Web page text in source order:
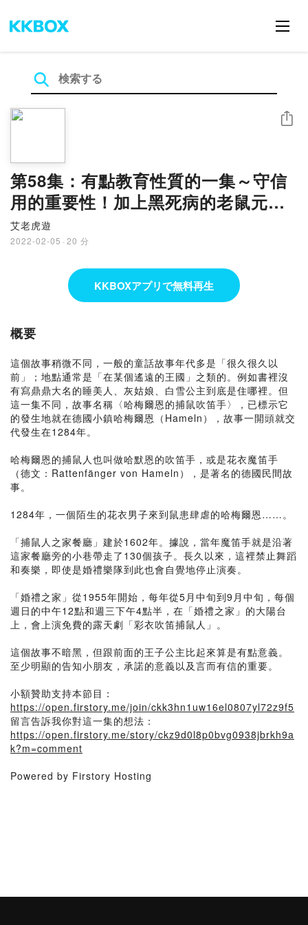
第58集：有點教育性質的一集～守信
用的重要性！加上黑死病的老鼠元素
後之不暗黑的童話～旅遊德國童話大
道～哈梅爾恩的捕鼠吹笛手
艾老虎遊
2022-02-05 · 20 分
シェア
KKBOXアプリで無料再生
概要
這個故事稍微不同，一般的童話故事年代多是「很久很久以
前」；地點通常是「在某個遙遠的王國」之類的。例如書裡沒
有寫鼎鼎大名的睡美人、灰姑娘、白雪公主到底是住哪裡。但
這一集不同，故事名稱〈哈梅爾恩的捕鼠吹笛手〉，已標示它
的發生地就在德國小鎮哈梅爾恩（Hameln），故事一開頭就交
代發生在1284年。
哈梅爾恩的捕鼠人也叫做哈默恩的吹笛手，或是花衣魔笛手
（德文：Rattenfänger von Hameln），是著名的德國民間故
事。
1284年，一個陌生的花衣男子來到鼠患肆虐的哈梅爾恩……。
「捕鼠人之家餐廳」建於1602年。據說，當年魔笛手就是沿著
這家餐廳旁的小巷帶走了130個孩子。長久以來，這裡禁止舞蹈
和奏樂，即使是婚禮樂隊到此也會自覺地停止演奏。
「婚禮之家」從1955年開始，每年從5月中旬到9月中旬，每個
週日的中午12點和週三下午4點半，在「婚禮之家」的大陽台
上，會上演免費的露天劇「彩衣吹笛捕鼠人」。
這個故事不暗黑，但跟前面的王子公主比起來算是有點意義。
至少明顯的告知小朋友，承諾的意義以及言而有信的重要。
小額贊助支持本節目：
https://open.firstory.me/join/ckk3hn1uw16el0807yl72z9f5
留言告訴我你對這一集的想法：
https://open.firstory.me/story/ckz9d0l8p0bvg0938jbrkh9a
k?m=comment
Powered by Firstory Hosting